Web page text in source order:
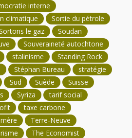
interne
climatique
Sortie du pétrole
le gaz
Soudan
Souveraineté autochtone
stalinisme
Standing Rock
Stéphan Bureau
stratégie
Sud Suède
Suisse
Syriza
tarif social
taxe carbone
Terre-Neuve
The Economist